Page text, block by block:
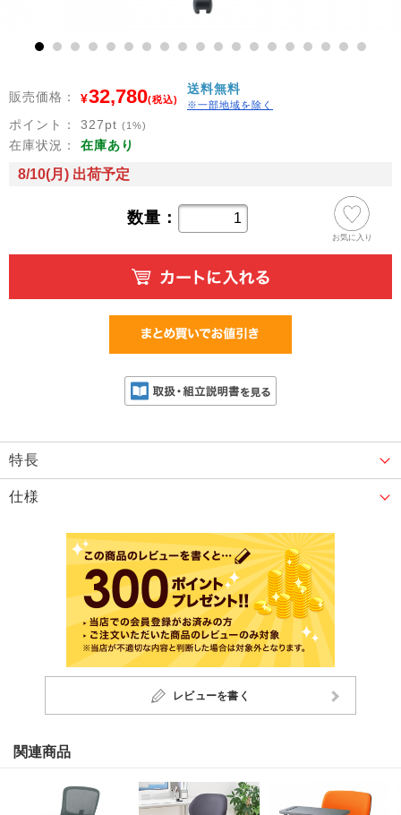
10 11 12 13 14 15 16 17 18
販売価格： ¥32,780(税込)
送料無料
※一部地域を除く
ポイント： 327pt (1%)
在庫状況： 在庫あり
8/10(月) 出荷予定
数量：
お気に入り
特長
仕様
レビューを書く
関連商品